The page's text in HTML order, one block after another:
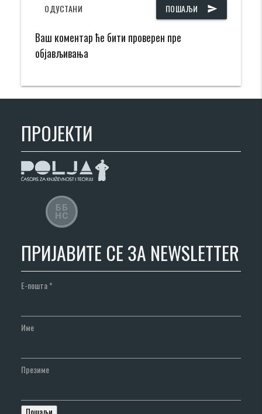
ПОШАЉИ send
ОДУСТАНИ
Ваш коментар ће бити проверен пре
објављивања
ПРОЈЕКТИ
ПРИЈАВИТЕ СЕ ЗА NEWSLETTER
Е-пошта*
Име
Презиме